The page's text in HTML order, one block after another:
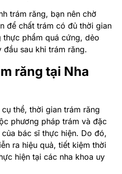
trám răng, bạn nên chờ
để chất trám có đủ thời gian
thực phẩm quá cứng, dẻo
sau khi trám răng.
răng tại Nha
thể, thời gian trám răng
phương pháp trám và đặc
bác sĩ thực hiện. Do đó,
ra hiệu quả, tiết kiệm thời
hiện tại các nha khoa uy